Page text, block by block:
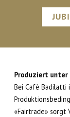
Produziert unter
Bei Cafè Badilatti
«Fairtrade» sorgt